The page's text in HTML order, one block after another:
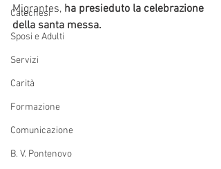
Catechesi
Sposi e Adulti
Servizi
Carità
Formazione
Comunicazione
B. V. Pontenovo
Migrantes, ha presieduto la celebrazione
della santa messa.